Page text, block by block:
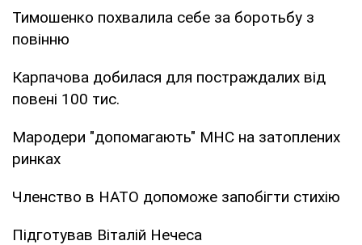
Тимошенко похвалила себе за боротьбу з
повінню
Карпачова добилася для постраждалих від
повені 100 тис.
Мародери "допомагають" МНС на затоплених
ринках
Членство в НАТО допоможе запобігти стихію
Підготував Віталій Нечеса